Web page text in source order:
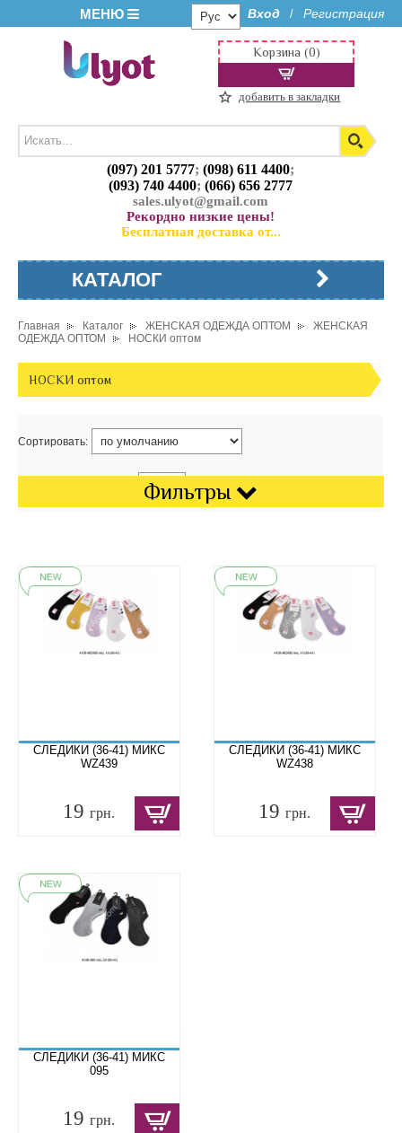
МЕНЮ Вход / Регистрация
(097) 201 5777;(098) 611 4400;
(093) 740 4400;(066) 656 2777
sales.ulyot@gmail.com
Рекордно низкие цены!
Бесплатная доставка от...
Корзина (0)
добавить в закладки
КАТАЛОГ
Главная Каталог ЖЕНСКАЯ ОДЕЖДА ОПТОМ
ЖЕНСКАЯ
ОДЕЖДА ОПТОМ
НОСКИ оптом
Фильтры
НОСКИ оптом
Сортировать:
СЛЕДИКИ (36-41) МИКС
WZ439
19грн.
СЛЕДИКИ (36-41) МИКС
WZ438
19 грн.
СЛЕДИКИ (36-41) МИКС
095
19грн.